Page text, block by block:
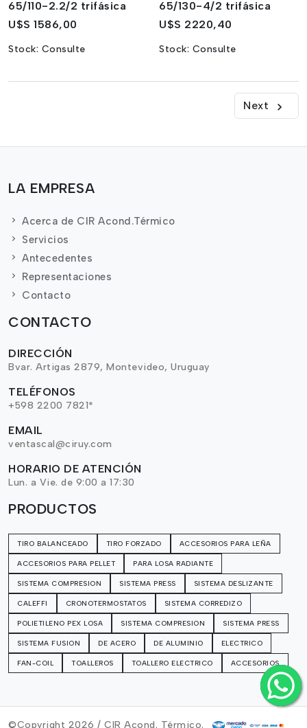
65/110-2.2/2 trifásica
U$S 1586,00
Stock: Consulte
65/130-4/2 trifásica
U$S 2220,40
Stock: Consulte
Next
LA EMPRESA
Acerca de CIR Acond.Térmico
Servicios
Antecedentes
Representaciones
Contacto
CONTACTO
DIRECCIÓN
Bvar. Artigas 2879, Montevideo, Uruguay
TELÉFONOS
+598 2200 7821*
EMAIL
ventascal@ciruy.com
HORARIO DE ATENCIÓN
Lun. a Vie. de 9:00 a 17:30
PRODUCTOS
TIRO BALANCEADO TIRO FORZADO ACCESORIOS PARA LEÑA
ACCESORIOS PARA PELLET PARA LOSA RADIANTE
SISTEMA COMPRESION SISTEMA PRESS SISTEMA DESLIZANTE
CALEFFI CRONOTERMOSTATOS SISTEMA CORREDIZO
POLIETILENO PEX LOSA SISTEMA COMPRESION SISTEMA PRESS
SISTEMA FUSION DE ACERO DE ALUMINIO ELECTRICO
FAN-COIL TOALLEROS TOALLERO ELECTRICO ACCESORIOS
©Copyright 2026 / CIR Acond. Térmico.